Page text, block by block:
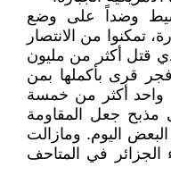
وضداً على وضع
تمكنوا من الانتصار
قتل أكثر من مليون
قرى بأكملها بمن
واحد أكثر من خمسة
مذبح جعل المقاومة
اليوم. ومازالت
الجزائر في المتاحف